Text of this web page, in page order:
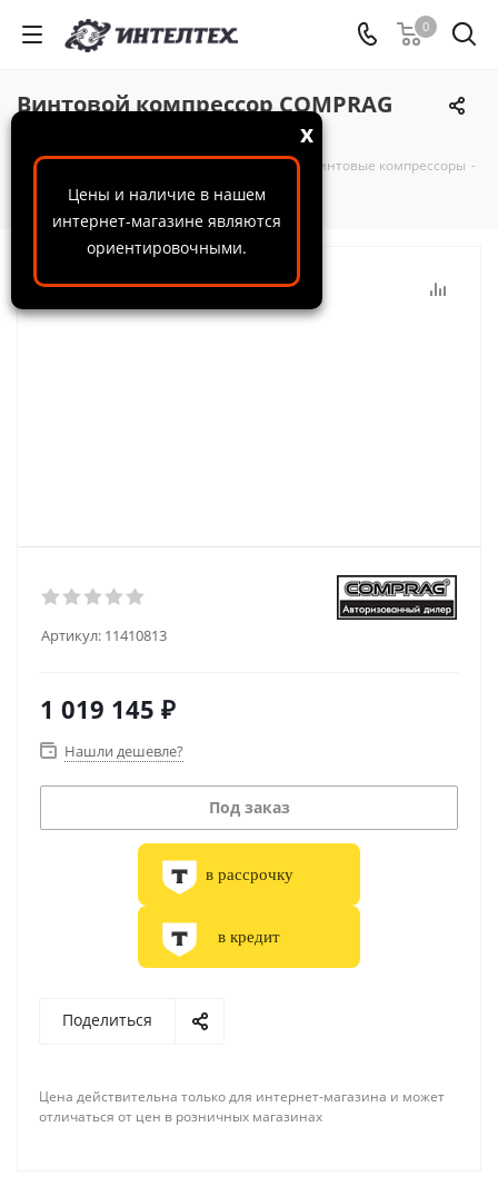
Цены и наличие в нашем
интернет-магазине являются
ориентировочными.
x
0
Винтовой компрессор COMPRAG
ООО "ИнтелТех" - Каталог - Компрессоры - Винтовые компрессоры -
Винтовой компрессор COMPRAG F5513
НОВИНКА
Артикул: 11410813
1 019 145 ₽
Нашли дешевле?
Под заказ
в рассрочку
в кредит
Поделиться
Цена действительна только для интернет-магазина и может
отличаться от цен в розничных магазинах